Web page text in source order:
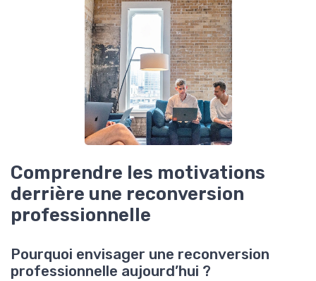
Comprendre les motivations
derrière une reconversion
professionnelle
Pourquoi envisager une reconversion
professionnelle aujourd’hui ?